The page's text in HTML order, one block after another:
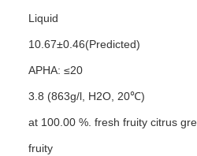
Liquid
10.67±0.46(Predicted)
APHA: ≤20
3.8 (863g/l, H2O, 20℃)
at 100.00 %. fresh fruity citrus
fruity